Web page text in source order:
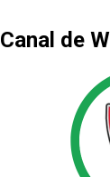
Canal de